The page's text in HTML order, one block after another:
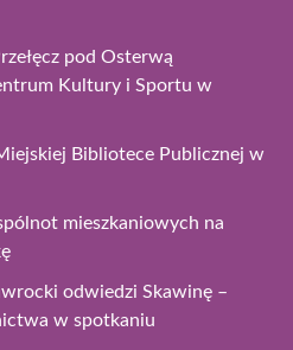
pod Osterwą
Kultury i Sportu w
Bibliotece Publicznej w
mieszkaniowych na
odwiedzi Skawinę –
w spotkaniu